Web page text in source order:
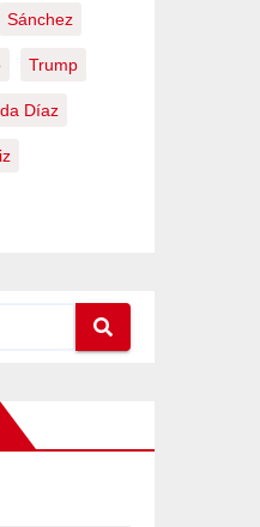
Sánchez
Trump
Díaz